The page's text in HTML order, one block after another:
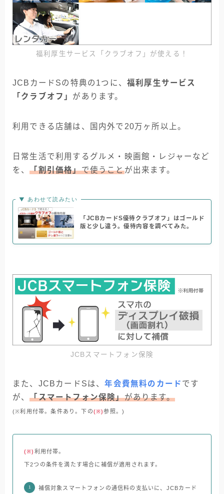
福利厚生サービス「クラブオフ」が使える！
JCBカードSの特典の1つに、 福利厚生サービス
「クラブオフ」 があります。
利用できる店舗は、国内外で20万ヶ所以上。
日常生活で利用するグルメ・映画館・レジャーなど
を、「割引価格」で使うことが出来ます。
▼ あわせて読みたい
「JCBカードS優待クラブオフ」はゴールド
版と少し違う。優待内容を調べてみた。
JCBスマートフォン保険
また、JCBカードSは、年会費無料のカード です
が、「スマートフォン保険」があります。
(※利用付帯。条件あり。下の(※)参照。)
(※) 利用付帯。
下2つの条件を満たす場合に補償が適用されます。
補償対象スマートフォンの通信料の支払いに、JCBカード